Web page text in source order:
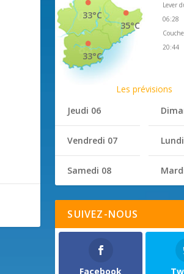
35°C
33°C
33°C
Lever
06:28
20:44
Les prévisions
Jeudi 06
Vendredi 07
Samedi 08
SUIVEZ-NOUS
Facebook